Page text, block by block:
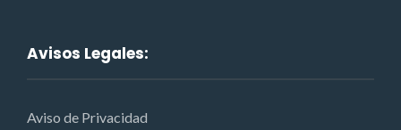
Avisos Legales:
Aviso de Privacidad